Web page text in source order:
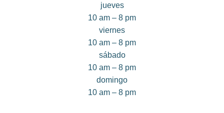
jueves
10 am – 8 pm
viernes
10 am – 8 pm
sábado
10 am – 8 pm
domingo
10 am – 8 pm